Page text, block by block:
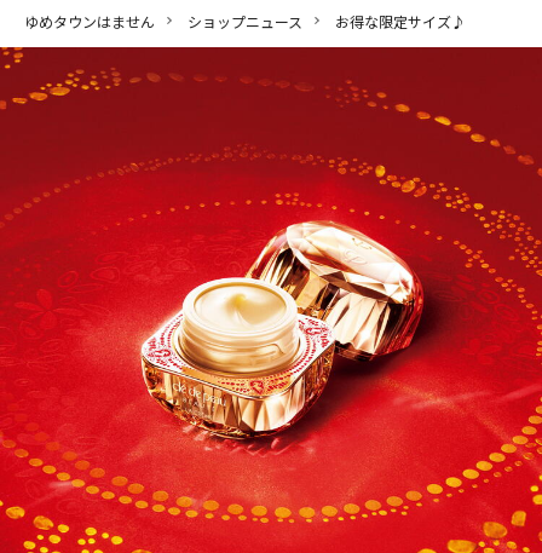
ゆめタウンはません ショップニュース お得な限定サイズ♪